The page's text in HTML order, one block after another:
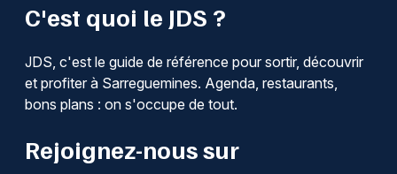
C'est quoi le JDS ?
JDS, c'est le guide de référence pour sortir, découvrir
et profiter à Sarreguemines. Agenda, restaurants,
bons plans : on s'occupe de tout.
Rejoignez-nous sur